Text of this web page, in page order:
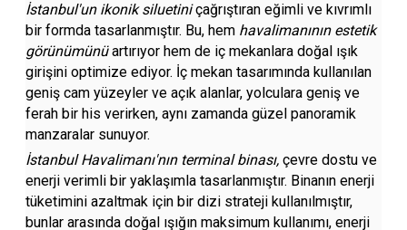
İstanbul'un ikonik siluetiniçağrıştıran eğimli ve kıvrımlı
bir formda tasarlanmıştır. Bu, hem havalimanının estetik
görünümünüartırıyor hem de iç mekanlara doğal ışık
girişini optimize ediyor. İç mekan tasarımında kullanılan
geniş cam yüzeyler ve açık alanlar, yolculara geniş ve
ferah bir his verirken, aynı zamanda güzel panoramik
manzaralar sunuyor.
İstanbul Havalimanı'nın terminal binası,çevre dostu ve
enerji verimli bir yaklaşımla tasarlanmıştır. Binanın enerji
tüketimini azaltmak için bir dizi strateji kullanılmıştır,
bunlar arasında doğal ışığın maksimum kullanımı, enerji